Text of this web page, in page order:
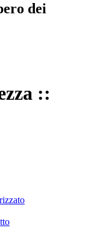
dei
::